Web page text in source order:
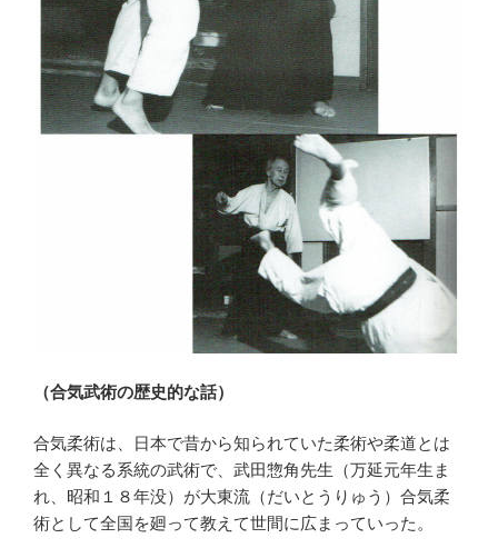
（合気武術の歴史的な話）
合気柔術は、日本で昔から知られていた柔術や柔道とは
全く異なる系統の武術で、武田惣角先生（万延元年生ま
れ、昭和１８年没）が大東流（だいとうりゅう）合気柔
術として全国を廻って教えて世間に広まっていった。